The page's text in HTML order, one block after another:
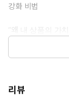
강화 비법
“왜 내 상품의 가
까?” 열심히 광
는 브랜드가 약
가 방문객을 모으
리뷰